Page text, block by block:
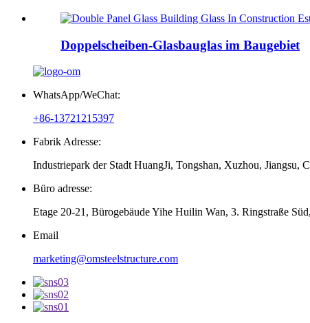
Doppelscheiben-Glasbauglas im Baugebiet
WhatsApp/WeChat:
+86-13721215397
Fabrik Adresse:
Industriepark der Stadt HuangJi, Tongshan, Xuzhou, Jiangsu,
Büro adresse:
Etage 20-21, Bürogebäude Yihe Huilin Wan, 3. Ringstraße
Email
marketing@omsteelstructure.com